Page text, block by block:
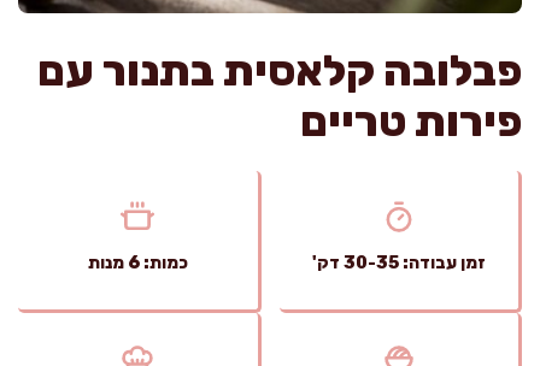
פבלובה קלאסית בתנור עם
פירות טריים
זמן עבודה: 30-35 דק' כמות: 6 מנות